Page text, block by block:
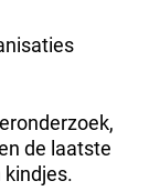
de laatste